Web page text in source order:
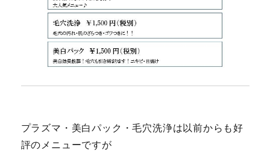
プラズマ・美白パック・毛穴洗浄は以前からも好
評のメニューですが